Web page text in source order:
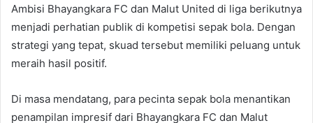
Ambisi Bhayangkara FC dan Malut United di liga berikutnya
menjadi perhatian publik di kompetisi sepak bola. Dengan
strategi yang tepat, skuad tersebut memiliki peluang untuk
meraih hasil positif.
Di masa mendatang, para pecinta sepak bola menantikan
penampilan impresif dari Bhayangkara FC dan Malut